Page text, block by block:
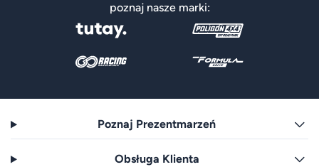
poznaj nasze marki:
Poznaj Prezentmarzeń
Obsługa Klienta